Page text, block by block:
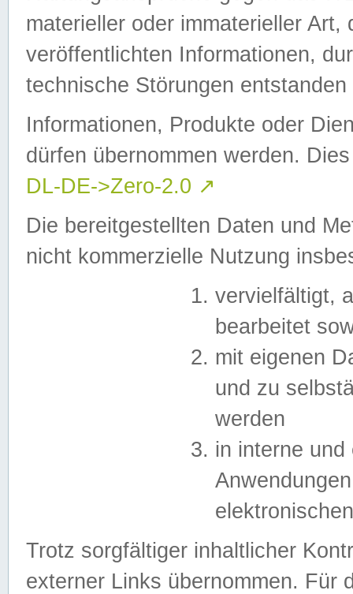
materieller oder immaterieller
veröffentlichten Informationen,
technische Störungen
Informationen, Produkte oder
dürfen übernommen werden.
DL-DE->Zero-2.0 ↗
Die bereitgestellten Daten und
nicht kommerzielle Nutzung
vervielfältigt,
bearbeitet
mit eigenen
und zu
werden
in interne
Trotz sorgfältiger inhaltlicher
externer Links übernommen. Für